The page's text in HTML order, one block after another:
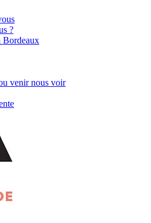
?
Bordeaux
venir nous voir